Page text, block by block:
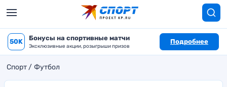
50K Бонусы на спортивные матчи
Эксклюзивные акции, розыгрыши призов
Подробнее
Спорт Футбол